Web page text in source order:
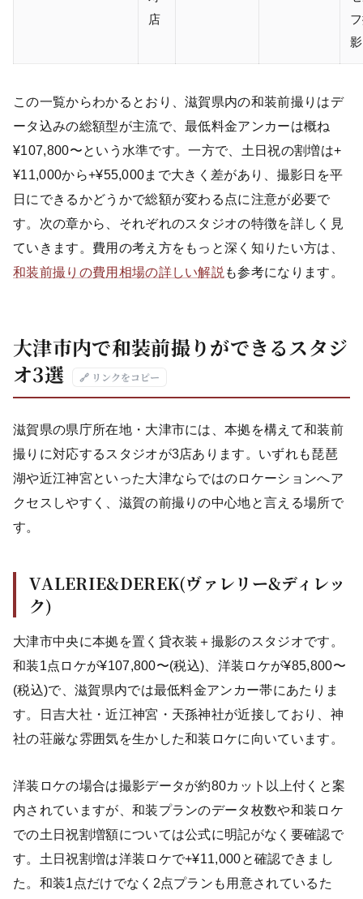
店
影
この一覧からわかるとおり、滋賀県内の和装前撮りはデ
ータ込みの総額型が主流で、最低料金アンカーは概ね
¥107,800〜という水準です。一方で、土日祝の割増は+
¥11,000から+¥55,000まで大きく差があり、撮影日を平
日にできるかどうかで総額が変わる点に注意が必要で
す。次の章から、それぞれのスタジオの特徴を詳しく見
ていきます。費用の考え方をもっと深く知りたい方は、
和装前撮りの費用相場の詳しい解説 も参考になります。
大津市内で和装前撮りができるスタジ
オ3選
🔗 リンクをコピー
滋賀県の県庁所在地・大津市には、本拠を構えて和装前
撮りに対応するスタジオが3店あります。いずれも琵琶
湖や近江神宮といった大津ならではのロケーションへア
クセスしやすく、滋賀の前撮りの中心地と言える場所で
す。
VALERIE&DEREK(ヴァレリー&ディレッ
ク)
大津市中央に本拠を置く貸衣装＋撮影のスタジオです。
和装1点ロケが¥107,800〜(税込)、洋装ロケが¥85,800〜
(税込)で、滋賀県内では最低料金アンカー帯にあたりま
す。日吉大社・近江神宮・天孫神社が近接しており、神
社の荘厳な雰囲気を生かした和装ロケに向いています。
洋装ロケの場合は撮影データが約80カット以上付くと案
内されていますが、和装プランのデータ枚数や和装ロケ
での土日祝割増額については公式に明記がなく要確認で
す。土日祝割増は洋装ロケで+¥11,000と確認できまし
た。和装1点だけでなく2点プランも用意されているた